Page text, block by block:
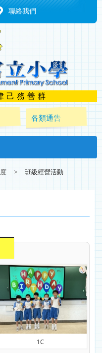
聯絡我們
己務善群
各類通告
> 班級經營活動
1C